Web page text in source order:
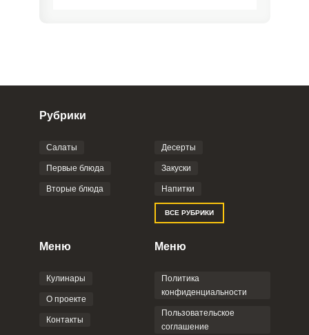
Фото до 4 шт, до 5 mb
Отправляя эту форму, вы соглашаетесь с
Политикой
Пользовательским
соглашением
Рубрики
Салаты
Первые блюда
Вторые блюда
Десерты
Закуски
Напитки
ВСЕ РУБРИКИ
Меню
Кулинары
О проекте
Контакты
Меню
Политика
конфиденциальности
Пользовательское
соглашение